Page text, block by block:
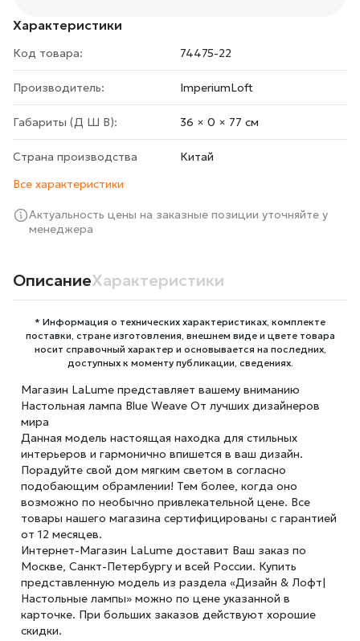
Характеристики
Код товара: 74475-22
Производитель: ImperiumLoft
Габариты (Д Ш В): 36 × 0 × 77 cм
Страна производства
Китай
Все характеристики
Актуальность цены на заказные позиции уточняйте у
менеджера
ОписаниеХарактеристики
* Информация о технических характеристиках, комплекте
поставки, стране изготовления, внешнем виде и цвете товара
носит справочный характер и основывается на последних,
доступных к моменту публикации, сведениях.
Магазин LaLume представляет вашему вниманию
Настольная лампа Blue Weave От лучших дизайнеров
мира
Данная модель настоящая находка для стильных
интерьеров и гармонично впишется в ваш дизайн.
Порадуйте свой дом мягким светом в согласно
подобающим обрамлении! Тем более, когда оно
возможно по необычно привлекательной цене. Все
товары нашего магазина сертифицированы с гарантией
от 12 месяцев.
Интернет-Магазин LaLume доставит Ваш заказ по
Москве, Санкт-Петербургу и всей России. Купить
представленную модель из раздела «Дизайн & Лофт|
Настольные лампы» можно по цене указанной в
карточке. При больших заказов действуют хорошие
скидки.